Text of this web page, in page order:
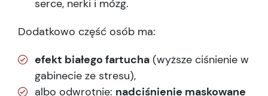
serce, nerki i mózg.
Dodatkowo część osób ma:
efekt białego fartucha (wyższe ciśnienie w
gabinecie ze stresu),
albo odwrotnie: nadciśnienie maskowane